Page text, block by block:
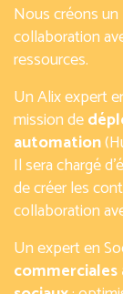
Nous créons un
collaboration
ressources.
Un Alix expert
mission de
automation
Il sera chargé
de créer les
collaboration
Un expert en
commerciales